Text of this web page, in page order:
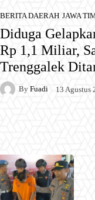
BERITA DAERAH JAWA
Diduga
Rp 1,1 Miliar,
Trenggalek
By Fuadi 13 Agustus